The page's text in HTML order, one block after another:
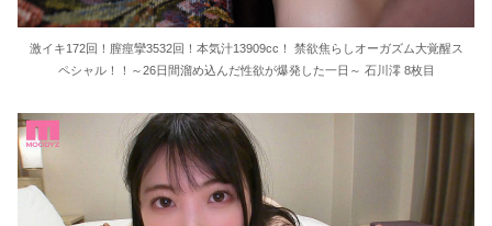
激イキ172回！膣痙攣3532回！本気汁13909cc！ 禁欲焦らしオーガズム大覚醒ス
ペシャル！！～26日間溜め込んだ性欲が爆発した一日～ 石川澪 8枚目